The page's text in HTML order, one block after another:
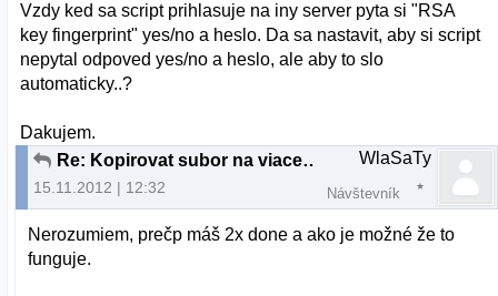
Vzdy ked sa script prihlasuje na iny server pyta si "RSA
key fingerprint" yes/no a heslo. Da sa nastavit, aby si script
nepytal odpoved yes/no a heslo, ale aby to slo
automaticky..?
Dakujem.
Re: Kopirovat subor na viacere servery
15.11.2012 | 12:32
WlaSaTy
Návštevník
Nerozumiem, prečp máš 2x done a ako je možné že to
funguje.